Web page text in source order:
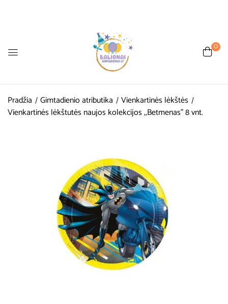
0
Pradžia Gimtadienio atributika
Vienkartinės lėkštės
Vienkartinės lėkštutės naujos kolekcijos ,,Betmenas” 8 vnt.